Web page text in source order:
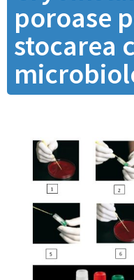
poroase
stocarea